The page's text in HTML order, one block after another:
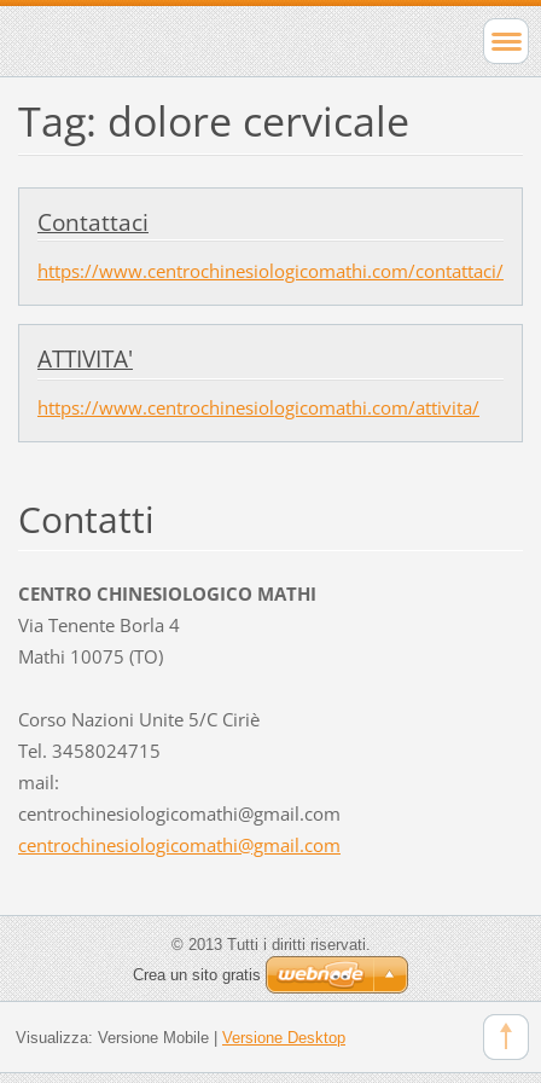
Tag: dolore cervicale
Contattaci
https://www.centrochinesiologicomathi.com/contattaci/
ATTIVITA'
https://www.centrochinesiologicomathi.com/attivita/
Contatti
CENTRO CHINESIOLOGICO MATHI
Via Tenente Borla 4
Mathi 10075 (TO)
Corso Nazioni Unite 5/C Ciriè
Tel. 3458024715
mail:
centrochinesiologicomathi@gmail.com
centrochinesiologicomathi@gmail.com
© 2013 Tutti i diritti riservati.
Crea un sito gratis
Visualizza: Versione Mobile| Versione Desktop